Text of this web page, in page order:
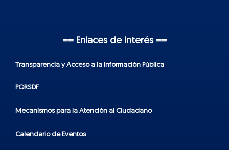
== Enlaces de interés ==
Transparencia y Acceso a la Información Pública
PQRSDF
Mecanismos para la Atención al Ciudadano
Calendario de Eventos